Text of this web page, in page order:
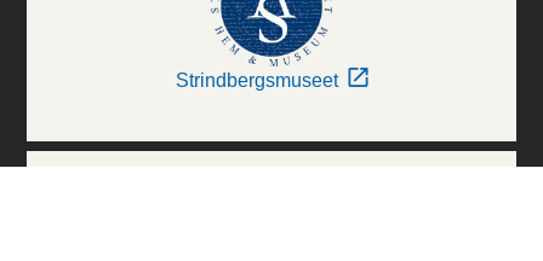
Strindbergsmuseet